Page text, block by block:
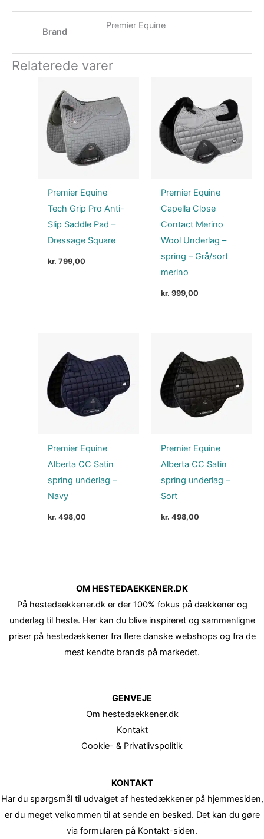
Brand
Premier Equine
Relaterede varer
Premier Equine
Tech Grip Pro Anti-
Slip Saddle Pad –
Dressage Square
kr. 799,00
Premier Equine
Capella Close
Contact Merino
Wool Underlag –
spring – Grå/sort
merino
kr. 999,00
Premier Equine
Alberta CC Satin
spring underlag –
Navy
kr. 498,00
Premier Equine
Alberta CC Satin
spring underlag –
Sort
kr. 498,00
OM HESTEDAEKKENER.DK
På hestedaekkener.dk er der 100% fokus på dækkener og
underlag til heste. Her kan du blive inspireret og sammenligne
priser på hestedækkener fra flere danske webshops og fra de
mest kendte brands på markedet.
GENVEJE
Om hestedaekkener.dk
Kontakt
Cookie- & Privatlivspolitik
KONTAKT
Har du spørgsmål til udvalget af hestedækkener på hjemmesiden,
er du meget velkommen til at sende en besked. Det kan du gøre
via formularen på Kontakt-siden.